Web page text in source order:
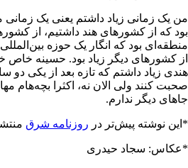
من یک زمانی زیاد داشتم یعنی یک
بود که از کشورهای هند داشتیم، از
منطقه‌ای بود که انگار یک حوزه بین‌المللی
از کشورهای دیگر زیاد بود. حسینه خاص
هندی زیاد داشتم که تازه بعد از یکی دو
صحبت کنند ولی الان نه، اکثرا بچه‌هام
جاهای دیگر ندارم.
*این نوشته پیش‌تر در روزنامه شرق
*عکاس: سجاد حیدری